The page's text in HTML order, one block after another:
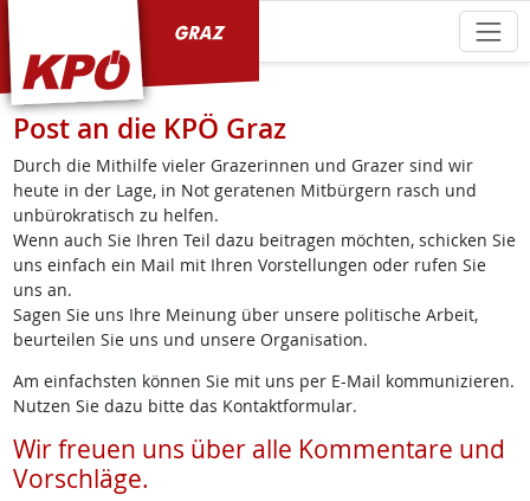
Post an die KPÖ Graz
Durch die Mithilfe vieler Grazerinnen und Grazer sind wir
heute in der Lage, in Not geratenen Mitbürgern rasch und
unbürokratisch zu helfen.
Wenn auch Sie Ihren Teil dazu beitragen möchten, schicken Sie
uns einfach ein Mail mit Ihren Vorstellungen oder rufen Sie
uns an.
Sagen Sie uns Ihre Meinung über unsere politische Arbeit,
beurteilen Sie uns und unsere Organisation.
Am einfachsten können Sie mit uns per E-Mail kommunizieren.
Nutzen Sie dazu bitte das Kontaktformular.
Wir freuen uns über alle Kommentare und
Vorschläge.